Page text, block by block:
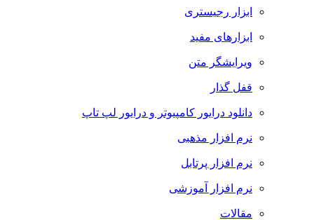
ابزار رجیستری
ابزارهای مفید
ویرایشگر متن
قفل گذار
دانلود درایور کامپیوتر و درایور لپ تاپ
نرم افزار مذهبی
نرم افزار پرتابل
نرم افزار آموزشی
مقالات